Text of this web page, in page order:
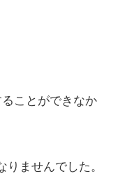
ことができなか
ませんでした。